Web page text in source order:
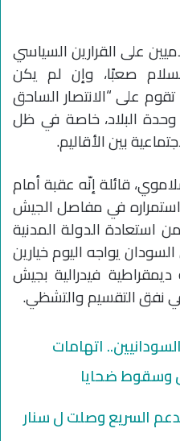
على القرارين السياسي
صعبًا، وإن لم يكن
على “الانتصار الساحق
البلاد، خاصة في ظل
بين الأقاليم.
قائلة إنّه عقبة أمام
استمراره في مفاصل الجيش
استعادة الدولة المدنية
يواجه اليوم خيارين
ديمقراطية فيدرالية بجيش
نفق التقسيم والتشظي.
اتهامات
وسقوط ضحايا
السريع وصلت ل سنار